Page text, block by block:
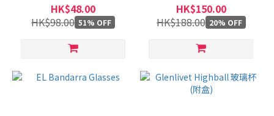
本
格
HK$48.00
HK$98.00 51% OFF
HK$150.00
HK$188.00 20% OFF